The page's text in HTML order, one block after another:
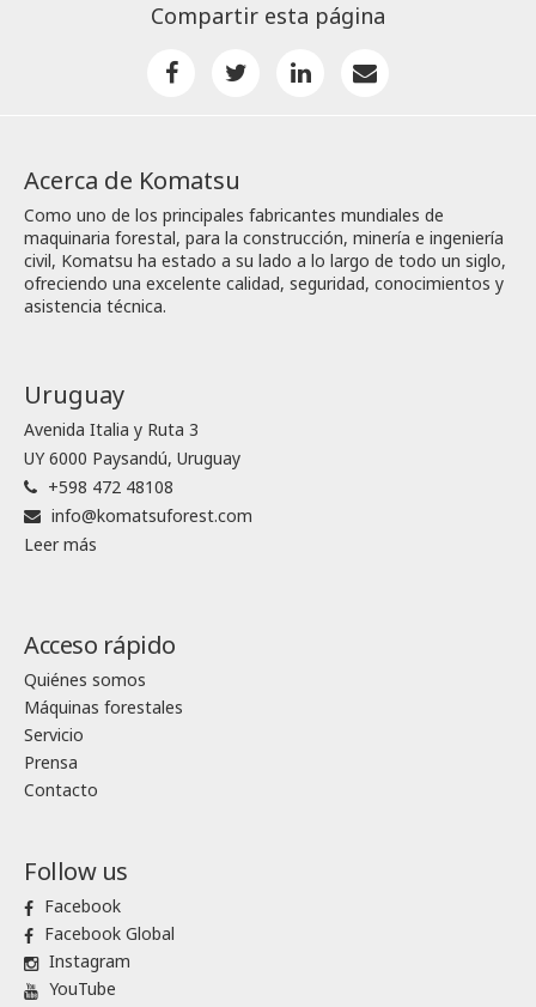
Compartir esta página
Acerca de Komatsu
Como uno de los principales fabricantes mundiales de
maquinaria forestal, para la construcción, minería e ingeniería
civil, Komatsu ha estado a su lado a lo largo de todo un siglo,
ofreciendo una excelente calidad, seguridad, conocimientos y
asistencia técnica.
Uruguay
Avenida Italia y Ruta 3
UY 6000 Paysandú, Uruguay
+598 472 48108
info@komatsuforest.com
Leer más
Acceso rápido
Quiénes somos
Máquinas forestales
Servicio
Prensa
Contacto
Follow us
Facebook
Facebook Global
Instagram
YouTube